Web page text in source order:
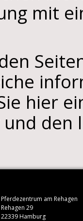
mit
hier
Pferdezentrum am Rehagen
Rehagen 29
22339 Hamburg